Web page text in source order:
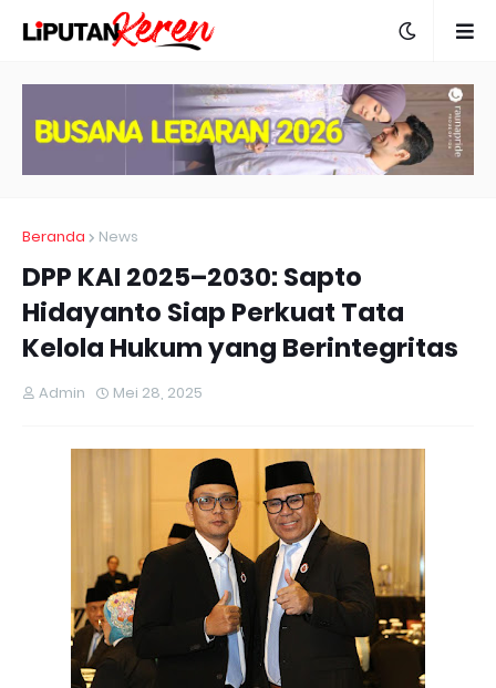
Beranda News
DPP KAI 2025–2030: Sapto
Hidayanto Siap Perkuat Tata
Kelola Hukum yang Berintegritas
Admin Mei 28, 2025